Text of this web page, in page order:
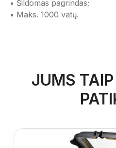
• Šildomas pagrindas;
• Maks. 1000 vatų.
JUMS